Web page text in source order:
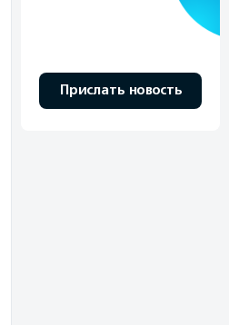
Прислать новость